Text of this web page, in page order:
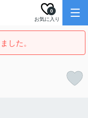
お気に入り
0
した。